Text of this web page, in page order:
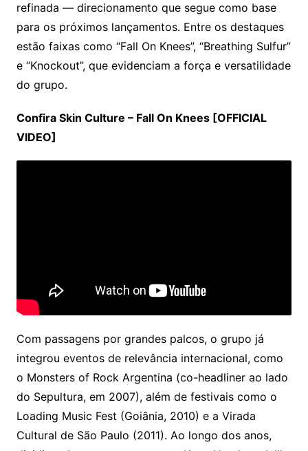
refinada — direcionamento que segue como base
para os próximos lançamentos. Entre os destaques
estão faixas como “Fall On Knees”, “Breathing Sulfur”
e “Knockout”, que evidenciam a força e versatilidade
do grupo.
Confira Skin Culture – Fall On Knees [OFFICIAL
VIDEO]
Com passagens por grandes palcos, o grupo já
integrou eventos de relevância internacional, como
o Monsters of Rock Argentina (co-headliner ao lado
do Sepultura, em 2007), além de festivais como o
Loading Music Fest (Goiânia, 2010) e a Virada
Cultural de São Paulo (2011). Ao longo dos anos,